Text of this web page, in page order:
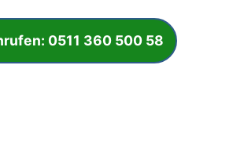
0511 360 500 58